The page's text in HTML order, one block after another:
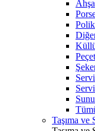
Taşıma ve